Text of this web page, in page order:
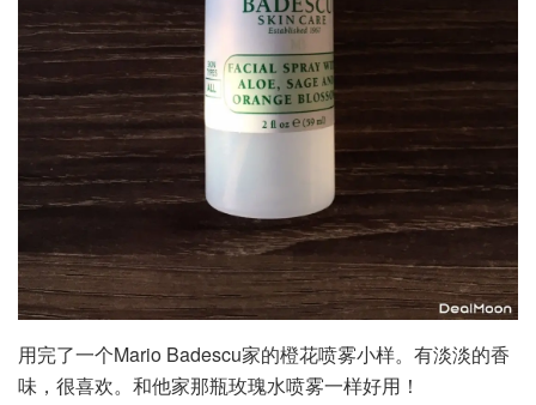
用完了一个Mario Badescu家的橙花喷雾小样。有淡淡的香
味，很喜欢。和他家那瓶玫瑰水喷雾一样好用！